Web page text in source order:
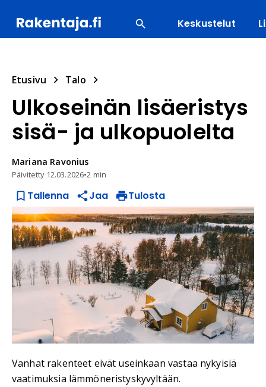
Keskustelut
Etusivu Talo
Ulkoseinän lisäeristys
sisä- ja ulkopuolelta
Mariana Ravonius
Päivitetty 12.03.2026•2 min
Tallenna Jaa Tulosta
Vanhat rakenteet eivät useinkaan vastaa nykyisiä
vaatimuksia lämmöneristyskyvyltään.